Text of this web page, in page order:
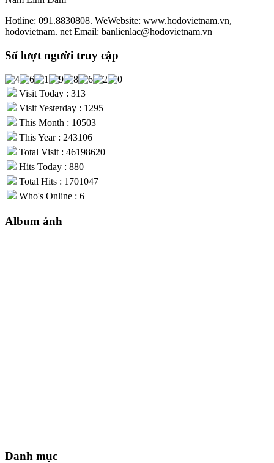
Hotline: 091.8830808. WeWebsite: www.hodovietnam.vn,
hodovietnam. net Email: banlienlac@hodovietnam.vn
Số lượt người truy cập
Visit Today : 313
Visit Yesterday : 1295
This Month : 10503
This Year : 243106
Total Visit : 46198620
Hits Today : 880
Total Hits : 1701047
Who's Online : 6
Album ảnh
Danh mục